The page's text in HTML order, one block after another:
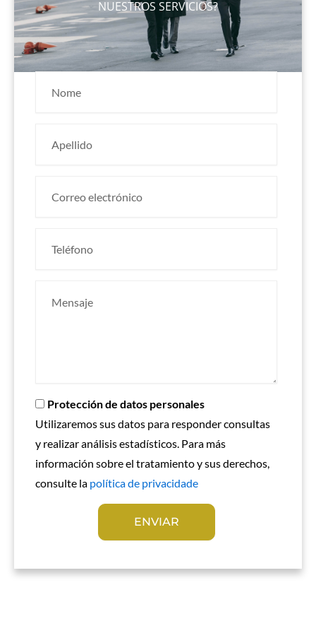
NUESTROS SERVICIOS?
Protección de datos personales
Utilizaremos sus datos para responder consultas
y realizar análisis estadísticos. Para más
información sobre el tratamiento y sus derechos,
consulte la política de privacidade
ENVIAR
l